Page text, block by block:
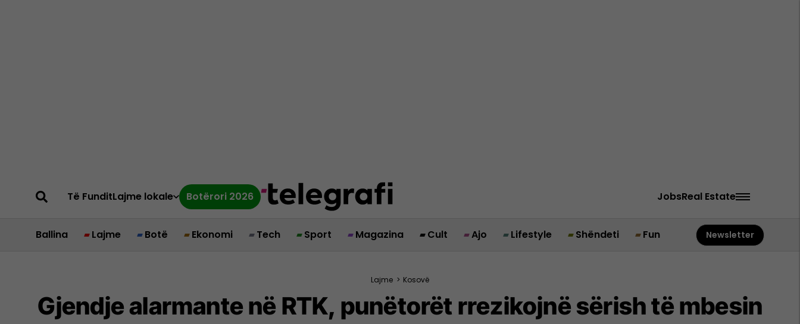
Të FunditLajme lokale Botërori 2026 JobsReal Estate
Ballina Lajme Botë Ekonomi Tech Sport Magazina Cult Ajo Lifestyle Shëndeti Fun Newsletter
Lajme > Kosovë
Gjendje alarmante në RTK, punëtorët rrezikojnë sërish të mbesin